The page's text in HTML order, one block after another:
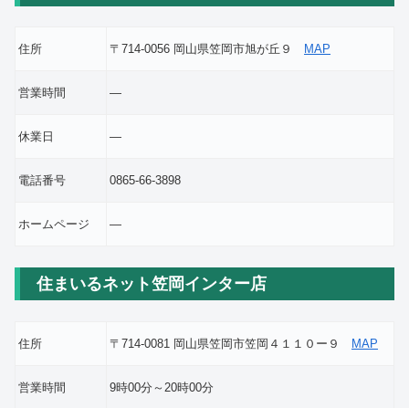
住所 〒714-0056 岡山県笠岡市旭が丘９ MAP
営業時間 ―
休業日 ―
電話番号 0865-66-3898
ホームページ ―
住まいるネット笠岡インター店
住所 〒714-0081 岡山県笠岡市笠岡４１１０ー９ MAP
営業時間 9時00分～20時00分